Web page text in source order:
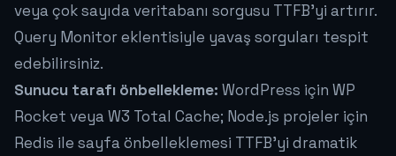
veya çok sayıda veritabanı sorgusu TTFB'yi artırır.
Query Monitor eklentisiyle yavaş sorguları tespit
edebilirsiniz.
Sunucu tarafı önbellekleme: WordPress için WP
Rocket veya W3 Total Cache; Node.js projeler için
Redis ile sayfa önbelleklemesi TTFB'yi dramatik